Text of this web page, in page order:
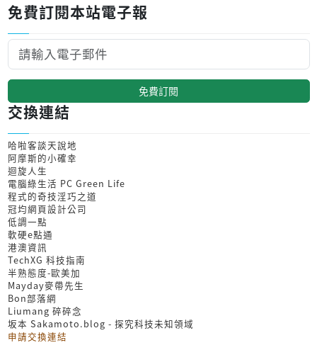
免費訂閱本站電子報
免費訂閱
交換連結
哈啦客談天說地
阿摩斯的小確幸
迴旋人生
電腦綠生活 PC Green Life
程式的奇技淫巧之道
冠均網頁設計公司
低調一點
軟硬e點通
港澳資訊
TechXG 科技指南
半熟態度-歐美加
Mayday麥帶先生
Bon部落網
Liumang 碎碎念
坂本 Sakamoto.blog - 探究科技未知領域
申請交換連結